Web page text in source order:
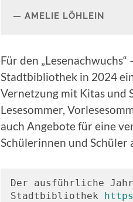
AMELIE LÖHLEIN
Für den
Stadtbibliothek in 2024
Vernetzung mit Kitas und
Lesesommer,
auch Angebote für eine
Schülerinnen und Schüler
Der ausführliche
Stadtbibliothek